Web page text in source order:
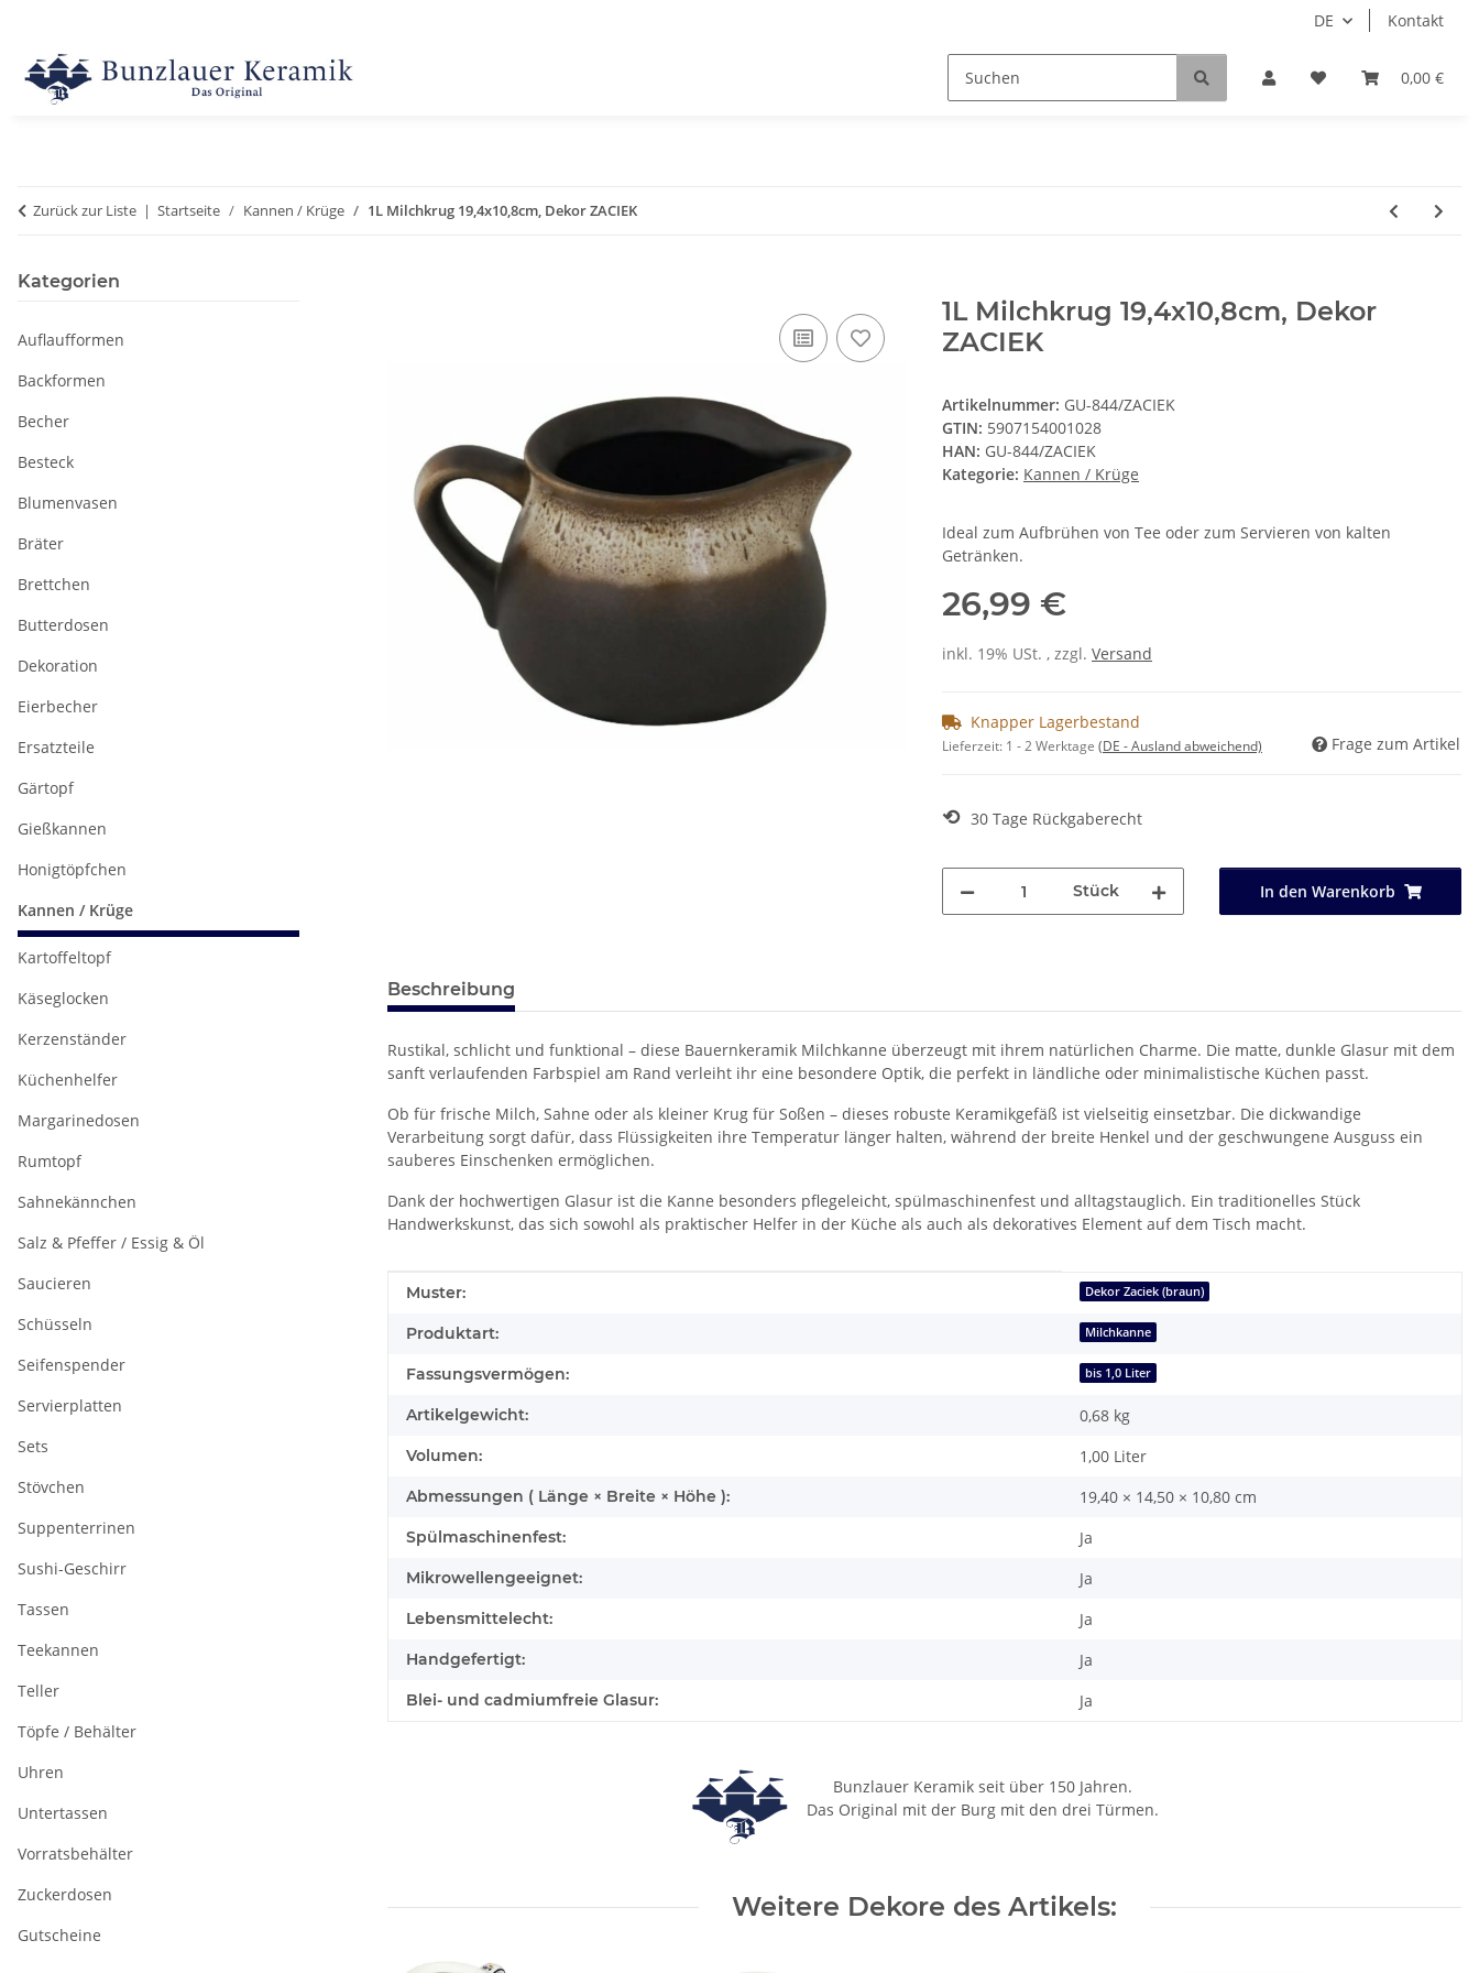
DE Kontakt
0,00 €
Zurück zur Liste Startseite Kannen / Krüge 1L Milchkrug 19,4x10,8cm, Dekor ZACIEK
1L Milchkrug 19,4x10,8cm, Dekor
ZACIEK
Artikelnummer: GU-844/ZACIEK
GTIN: 5907154001028
HAN: GU-844/ZACIEK
Kategorie: Kannen / Krüge
Ideal zum Aufbrühen von Tee oder zum Servieren von kalten
Getränken.
26,99 €
inkl. 19% USt. , zzgl. Versand
Knapper Lagerbestand
Lieferzeit: 1 - 2 Werktage (DE - Ausland abweichend) Frage zum Artikel
⟲ 30 Tage Rückgaberecht
Stück In den Warenkorb
Beschreibung
Rustikal, schlicht und funktional – diese Bauernkeramik Milchkanne überzeugt mit ihrem natürlichen Charme. Die matte, dunkle Glasur mit dem
sanft verlaufenden Farbspiel am Rand verleiht ihr eine besondere Optik, die perfekt in ländliche oder minimalistische Küchen passt.
Ob für frische Milch, Sahne oder als kleiner Krug für Soßen – dieses robuste Keramikgefäß ist vielseitig einsetzbar. Die dickwandige
Verarbeitung sorgt dafür, dass Flüssigkeiten ihre Temperatur länger halten, während der breite Henkel und der geschwungene Ausguss ein
sauberes Einschenken ermöglichen.
Dank der hochwertigen Glasur ist die Kanne besonders pflegeleicht, spülmaschinenfest und alltagstauglich. Ein traditionelles Stück
Handwerkskunst, das sich sowohl als praktischer Helfer in der Küche als auch als dekoratives Element auf dem Tisch macht.
Produkteigenschaft
Wert
Muster: Dekor Zaciek (braun)
Produktart: Milchkanne
Fassungsvermögen: bis 1,0 Liter
Artikelgewicht: 0,68 kg
Volumen: 1,00 Liter
Abmessungen ( Länge × Breite × Höhe ): 19,40 × 14,50 × 10,80 cm
Spülmaschinenfest: Ja
Mikrowellengeeignet: Ja
Lebensmittelecht: Ja
Handgefertigt: Ja
Blei- und cadmiumfreie Glasur: Ja
Bunzlauer Keramik seit über 150 Jahren.
Das Original mit der Burg mit den drei Türmen.
Weitere Dekore des Artikels:
Kategorien
Auflaufformen
Backformen
Becher
Besteck
Blumenvasen
Bräter
Brettchen
Butterdosen
Dekoration
Eierbecher
Ersatzteile
Gärtopf
Gießkannen
Honigtöpfchen
Kannen / Krüge
Kartoffeltopf
Käseglocken
Kerzenständer
Küchenhelfer
Margarinedosen
Rumtopf
Sahnekännchen
Salz & Pfeffer / Essig & Öl
Saucieren
Schüsseln
Seifenspender
Servierplatten
Sets
Stövchen
Suppenterrinen
Sushi-Geschirr
Tassen
Teekannen
Teller
Töpfe / Behälter
Uhren
Untertassen
Vorratsbehälter
Zuckerdosen
Gutscheine